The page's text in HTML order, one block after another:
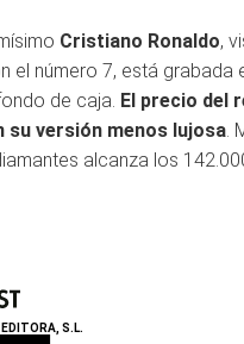
Cristiano Ronaldo,
el número 7, está grabada
de caja. El precio del
su versión menos lujosa.
alcanza los
S.L.